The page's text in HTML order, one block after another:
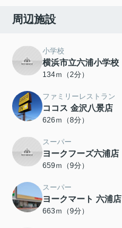
周辺施設
小学校
横浜市立六浦小学校
134ｍ（2分）
ファミリーレストラン
ココス 金沢八景店
626ｍ（8分）
スーパー
ヨークフーズ六浦店
659ｍ（9分）
スーパー
ヨークマート 六浦店
663ｍ（9分）